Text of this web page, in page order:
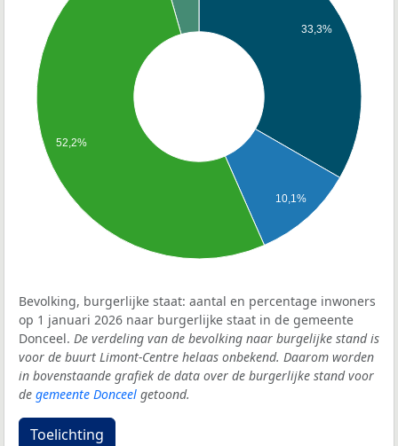
33,3%
10,1%
52,2%
Bevolking, burgerlijke staat: aantal en percentage inwoners
op 1 januari 2026 naar burgerlijke staat in de gemeente
Donceel. De verdeling van de bevolking naar burgelijke stand is
voor de buurt Limont-Centre helaas onbekend. Daarom worden
in bovenstaande grafiek de data over de burgerlijke stand voor
de gemeente Donceel getoond.
Toelichting